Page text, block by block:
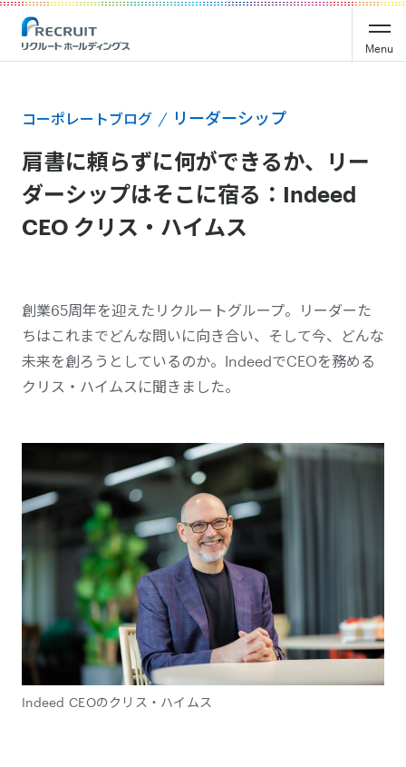
Menu
コーポレートブログ リーダーシップ
肩書に頼らずに何ができるか、リー
ダーシップはそこに宿る：Indeed
CEO クリス・ハイムス
創業65周年を迎えたリクルートグループ。リーダーた
ちはこれまでどんな問いに向き合い、そして今、どんな
未来を創ろうとしているのか。IndeedでCEOを務める
クリス・ハイムスに聞きました。
Indeed CEOのクリス・ハイムス